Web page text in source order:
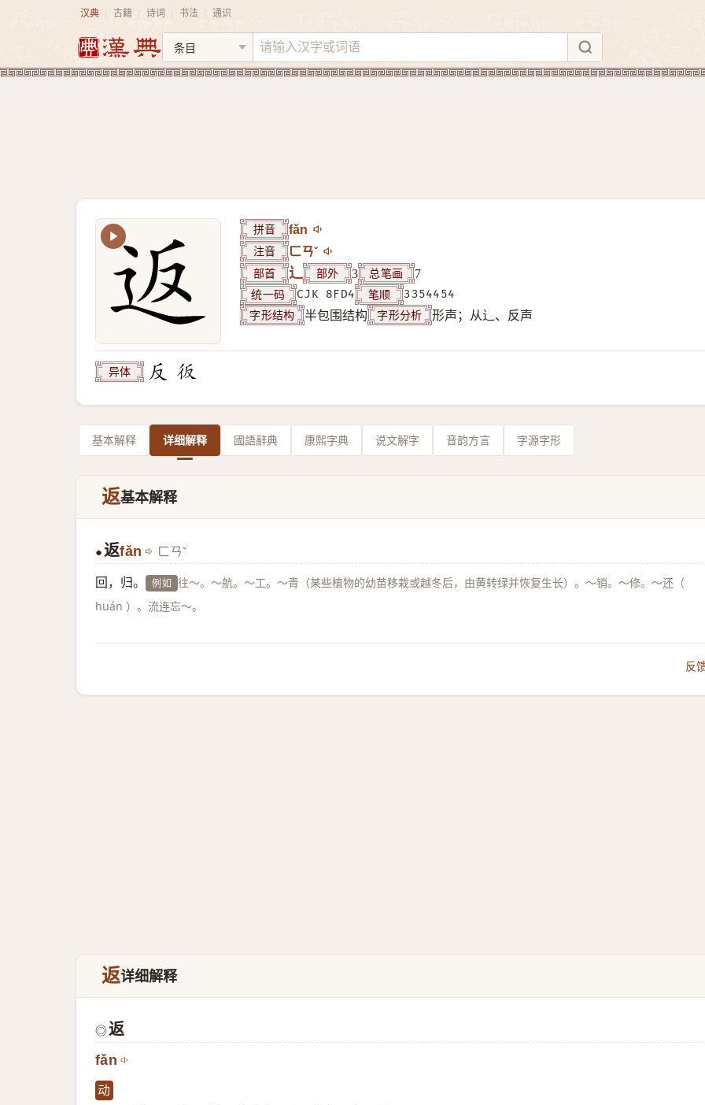
汉典 古籍 诗词 书法 通识
拼音 fǎn
注音 ㄈㄢˇ
部首 辶 部外 3 总笔画 7
统一码 CJK 8FD4 笔顺 3354454
字形结构 半包围结构 字形分析 形声；从辶、反声
异体
基本解释 详细解释 國語辭典 康熙字典 说文解字 音韵方言 字源字形
返基本解释
● 返fǎn ㄈㄢˇ
回，归。 例如 往～。～航。～工。～青（某些植物的幼苗移栽或越冬后，由黄转绿并恢复生长）。～销。～修。～还（
huán ）。流连忘～。
反
返详细解释
◎返
fǎn
动